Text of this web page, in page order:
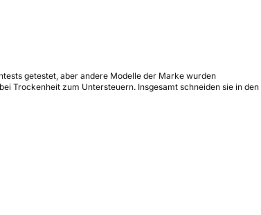
getestet, aber andere Modelle der Marke wurden
Trockenheit zum Untersteuern. Insgesamt schneiden sie in den